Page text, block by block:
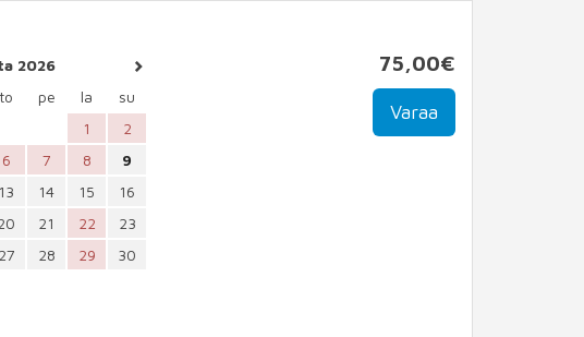
2026
to pe la
su
1
2
6 7 8
9
13 14 15
16
21 22
23
27 28 29
30
75,00€